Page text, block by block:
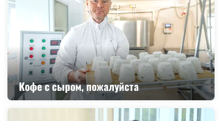
Кофе с сыром, пожалуйста